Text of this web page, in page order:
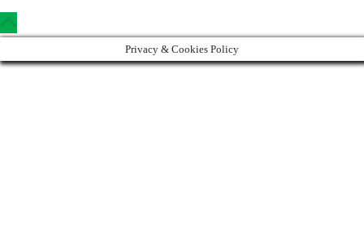
Privacy & Cookies Policy